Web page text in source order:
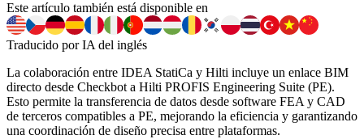
Este artículo también está disponible en
Traducido por IA del inglés
La colaboración entre IDEA StatiCa y Hilti incluye un enlace BIM
directo desde Checkbot a Hilti PROFIS Engineering Suite (PE).
Esto permite la transferencia de datos desde software FEA y CAD
de terceros compatibles a PE, mejorando la eficiencia y garantizando
una coordinación de diseño precisa entre plataformas.